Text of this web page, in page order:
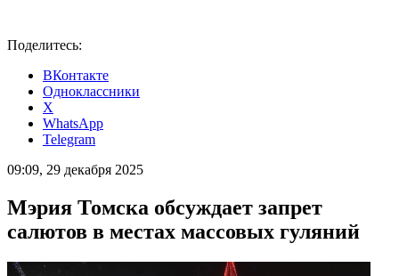
Поделитесь:
ВКонтакте
Одноклассники
X
WhatsApp
Telegram
09:09, 29 декабря 2025
Мэрия Томска обсуждает запрет
салютов в местах массовых гуляний